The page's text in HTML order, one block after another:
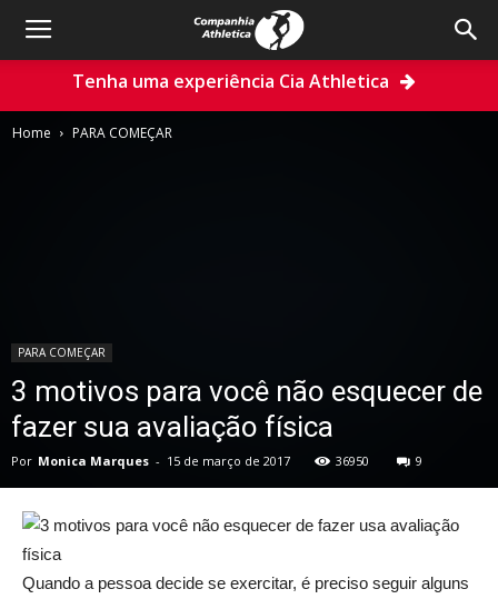
Tenha uma experiência Cia Athletica
Home PARA COMEÇAR
PARA COMEÇAR
3 motivos para você não esquecer de
fazer sua avaliação física
Por Monica Marques - 15 de março de 2017 36950 9
Quando a pessoa decide se exercitar, é preciso seguir alguns